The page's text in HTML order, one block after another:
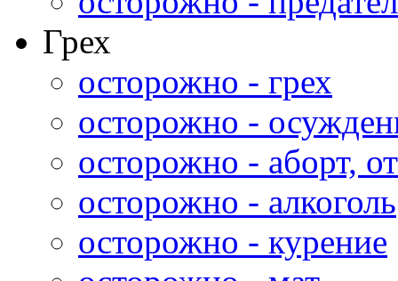
Грех
осторожно - грех
осторожно -
осторожно - аборт,
осторожно - алкоголь
осторожно - курение